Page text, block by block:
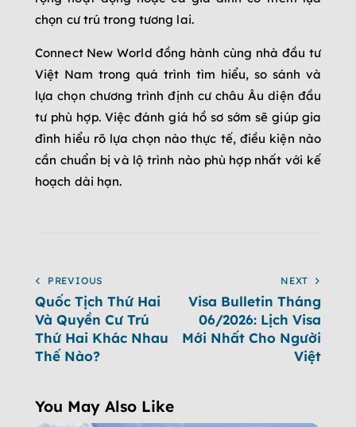
chọn cư trú trong tương lai.
Connect New World đồng hành cùng nhà đầu tư
Việt Nam trong quá trình tìm hiểu, so sánh và
lựa chọn chương trình định cư châu Âu diện đầu
tư phù hợp. Việc đánh giá hồ sơ sớm sẽ giúp gia
đình hiểu rõ lựa chọn nào thực tế, điều kiện nào
cần chuẩn bị và lộ trình nào phù hợp nhất với kế
hoạch dài hạn.
PREVIOUS
Quốc Tịch Thứ Hai
Và Quyền Cư Trú
Thứ Hai Khác Nhau
Thế Nào?
NEXT
Visa Bulletin Tháng
06/2026: Lịch Visa
Mới Nhất Cho Người
Việt
You May Also Like